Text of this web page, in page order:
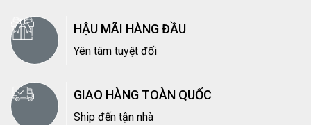
HẬU MÃI HÀNG ĐẦU
Yên tâm tuyệt đối
GIAO HÀNG TOÀN QUỐC
Ship đến tận nhà